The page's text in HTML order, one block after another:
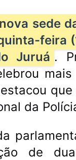
sede
feira
Juruá .
da
de